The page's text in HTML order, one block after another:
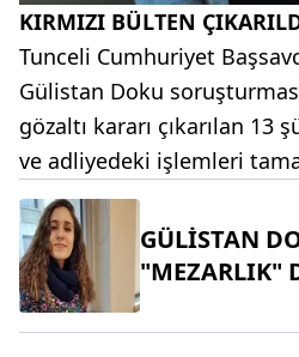
KIRMIZI BÜLTEN
Tunceli Cumhuriyet
Gülistan Doku
gözaltı kararı çıkarılan
ve adliyedeki işlemleri
GÜLİSTAN
"MEZARLIK"